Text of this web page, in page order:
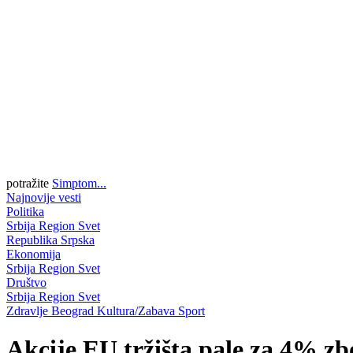
potražite Simptom...
Najnovije vesti
Politika
Srbija Region Svet
Republika Srpska
Ekonomija
Srbija Region Svet
Društvo
Srbija Region Svet
Zdravlje Beograd Kultura/Zabava Sport